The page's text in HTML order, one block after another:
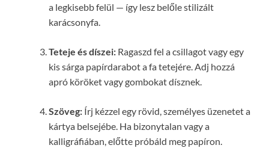
a legkisebb felül — így lesz belőle stilizált
karácsonyfa.
Teteje és díszei: Ragaszd fel a csillagot vagy egy
kis sárga papírdarabot a fa tetejére. Adj hozzá
apró köröket vagy gombokat dísznek.
Szöveg: Írj kézzel egy rövid, személyes üzenetet a
kártya belsejébe. Ha bizonytalan vagy a
kalligráfiában, előtte próbáld meg papíron.